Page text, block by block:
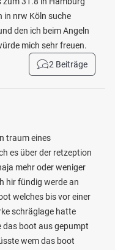
in nrw Köln suche
den ich beim Angeln
mich sehr freuen.
2 Beiträge
traum eines
es über der retzeption
mehr oder weniger
hir fündig werde an
welches bis vor einer
schräglage hatte
das boot aus gepumpt
wem das boot